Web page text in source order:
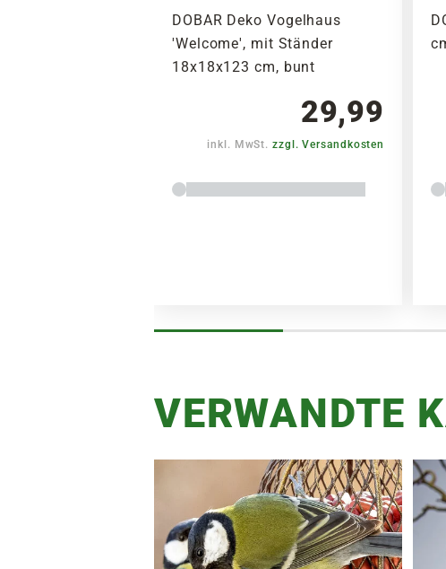
DOBAR Deko Vogelhaus
'Welcome', mit Ständer
18x18x123 cm, bunt
29,99
inkl. MwSt.zzgl. Versandkosten
VERWANDTE